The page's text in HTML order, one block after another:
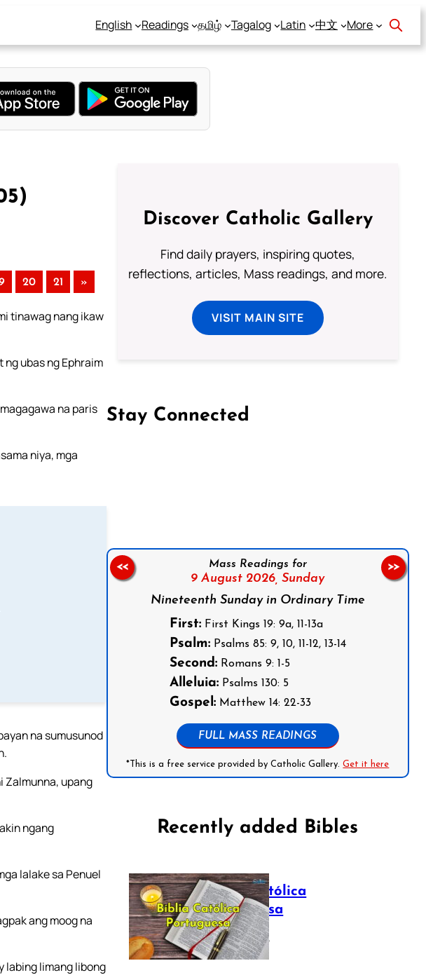
English Readings தமிழ் Tagalog Latin 中文 More
20 21 »
tinawag nang ikaw
ng ubas ng Ephraim
na paris
niya, mga
na sumusunod
Zalmunna, upang
ngang
lalake sa Penuel
ang moog na
labing limang libong
Discover Catholic Gallery
Find daily prayers, inspiring quotes,
reflections, articles, Mass readings, and more.
VISIT MAIN SITE
Stay Connected
Mass Readings for
9 August 2026, Sunday
Nineteenth Sunday in Ordinary Time
First:First Kings 19: 9a, 11-13a
Psalm:Psalms 85: 9, 10, 11-12, 13-14
Second:Romans 9: 1-5
Alleluia:Psalms 130: 5
Gospel:Matthew 14: 22-33
FULL MASS READINGS
*This is a free service provided by Catholic Gallery.Get it here
<< >>
Recently added Bibles
Bíblia Católica
Portuguesa
July 16, 2025